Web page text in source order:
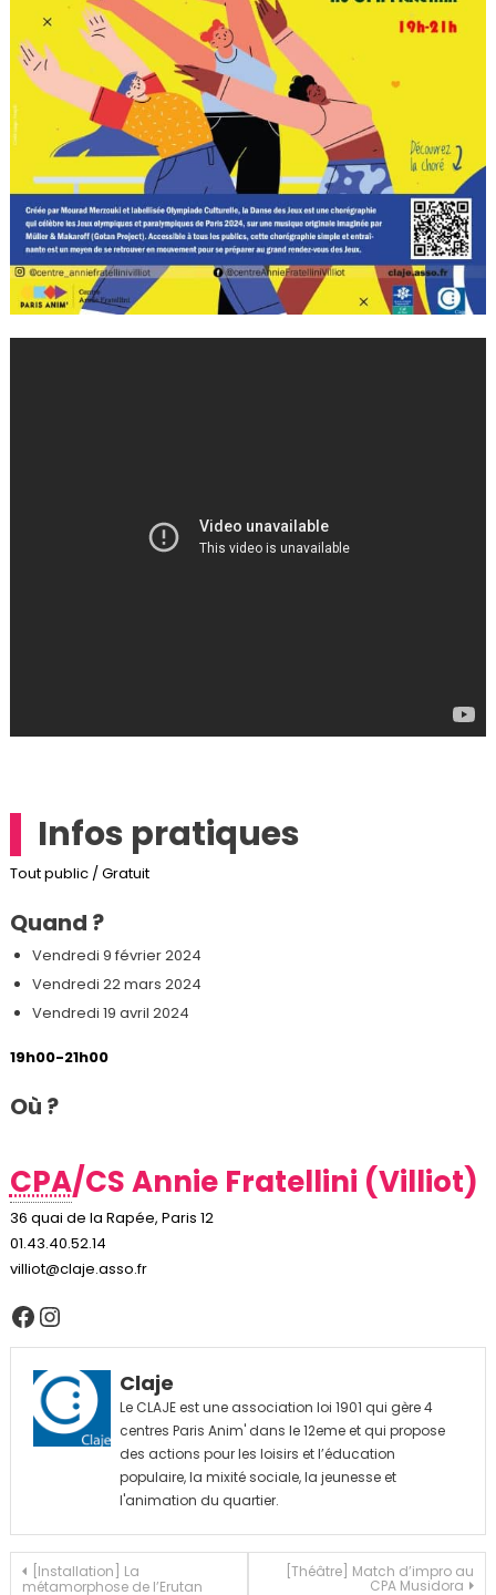
Infos pratiques
Tout public / Gratuit
Quand ?
Vendredi 9 février 2024
Vendredi 22 mars 2024
Vendredi 19 avril 2024
19h00-21h00
Où ?
CPA/CS Annie Fratellini (Villiot)
36 quai de la Rapée, Paris 12
01.43.40.52.14
villiot@claje.asso.fr
Facebook
Instagram
Claje
Le CLAJE est une association loi 1901 qui gère 4
centres Paris Anim' dans le 12eme et qui propose
des actions pour les loisirs et l’éducation
populaire, la mixité sociale, la jeunesse et
l'animation du quartier.
Navigation
[Installation] La
métamorphose de l’Erutan
[Théâtre] Match d’impro au
CPA Musidora